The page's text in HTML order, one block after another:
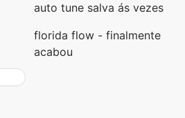
auto tune salva ás vezes
florida flow - finalmente
acabou